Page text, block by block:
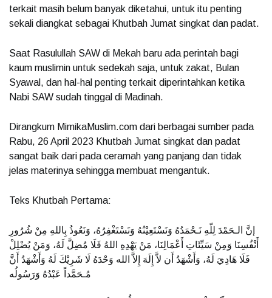
terkait masih belum banyak diketahui, untuk itu penting
sekali diangkat sebagai Khutbah Jumat singkat dan padat.
Saat Rasulullah SAW di Mekah baru ada perintah bagi
kaum muslimin untuk sedekah saja, untuk zakat, Bulan
Syawal, dan hal-hal penting terkait diperintahkan ketika
Nabi SAW sudah tinggal di Madinah.
Dirangkum MimikaMuslim.com dari berbagai sumber pada
Rabu, 26 April 2023 Khutbah Jumat singkat dan padat
sangat baik dari pada ceramah yang panjang dan tidak
jelas materinya sehingga membuat mengantuk.
Teks Khutbah Pertama:
إنَّ الـحَمْدَ لِلّهِ نَـحْمَدُهُ وَنَسْتَعِيْنُهُ وَنَسْتَغْفِرُهُ، وَنَعُوذُ بِاللهِ مِنْ شُرُورِ
أَنْفُسِنَا وَمِنْ سَيِّئَاتِ أَعْمَالِنَا، مَنْ يَهْدِهِ اللهُ فَلَا مُضِلَّ لَهُ، وَمَنْ يُضْلِلْ
فَلَا هَادِيَ لَهُ، وَأَشْهَدُ أَن لاَّ إِلَهَ إِلاَّ الله وَحْدَهُ لَا شَرِيْكَ لَهُ وَأَشْهَدُ أَنَّ
مُـحَمَّداً عَبْدُهُ وَرَسُولُه